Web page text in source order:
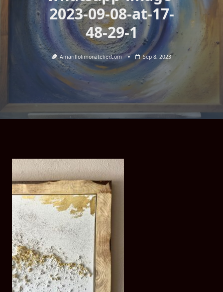
2023-09-08-at-17-
48-29-1
Amarillolimonatelier.com Sep 8, 2023